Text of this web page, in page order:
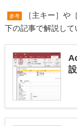
参考
［主キー］や
下の記事で解説して